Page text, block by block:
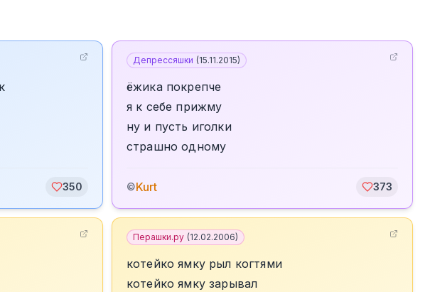
350
Депрессяшки (15.11.2015)
ёжика покрепче
я к себе прижму
ну и пусть иголки
страшно одному
©Kurt 373
Перашки.ру (12.02.2006)
котейко ямку рыл когтями
котейко ямку зарывал